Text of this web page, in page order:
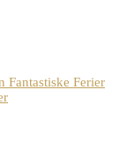
Fantastiske Ferier